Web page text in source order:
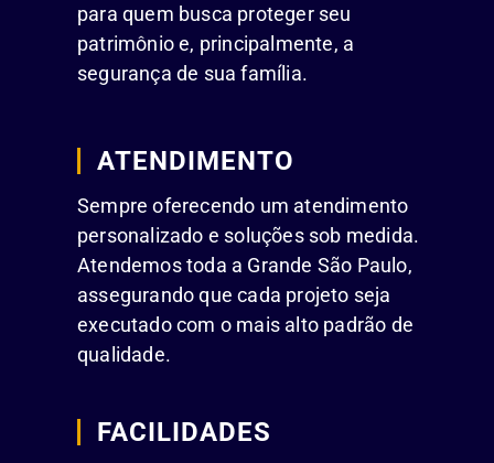
para quem busca proteger seu
patrimônio e, principalmente, a
segurança de sua família.
ATENDIMENTO
Sempre oferecendo um atendimento
personalizado e soluções sob medida.
Atendemos toda a Grande São Paulo,
assegurando que cada projeto seja
executado com o mais alto padrão de
qualidade.
FACILIDADES